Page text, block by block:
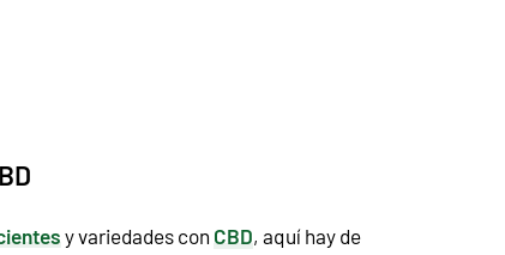
y variedades con CBD, aquí hay de